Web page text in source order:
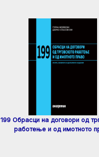
199 Обрасци на договори од
работење и од имотното